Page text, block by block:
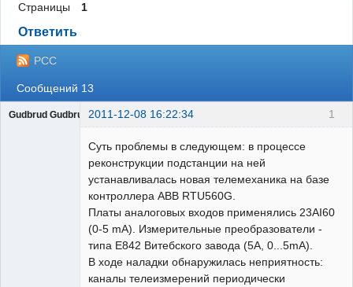
Страницы 1
Ответить
РСС
Сообщений 13
1
Gudbrud Gudbrudson2011-12-08 16:22:34
Суть проблемы в следующем: в процессе
реконструкции подстанции на ней
устанавливалась новая телемеханика на базе
контроллера ABB RTU560G.
Платы аналоговых входов применялись 23AI60
(0-5 mA). Измерительные преобразователи -
типа Е842 Витебского завода (5А, 0...5mA).
В ходе наладки обнаружилась неприятность:
каналы телеизмерений периодически